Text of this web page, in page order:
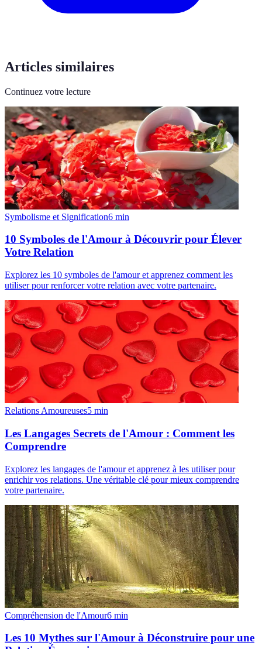
Articles similaires
Continuez votre lecture
Symbolisme et Signification6 min
10 Symboles de l'Amour à Découvrir pour Élever
Votre Relation
Explorez les 10 symboles de l'amour et apprenez comment les
utiliser pour renforcer votre relation avec votre partenaire.
Relations Amoureuses5 min
Les Langages Secrets de l'Amour : Comment les
Comprendre
Explorez les langages de l'amour et apprenez à les utiliser pour
enrichir vos relations. Une véritable clé pour mieux comprendre
votre partenaire.
Compréhension de l'Amour6 min
Les 10 Mythes sur l'Amour à Déconstruire pour une